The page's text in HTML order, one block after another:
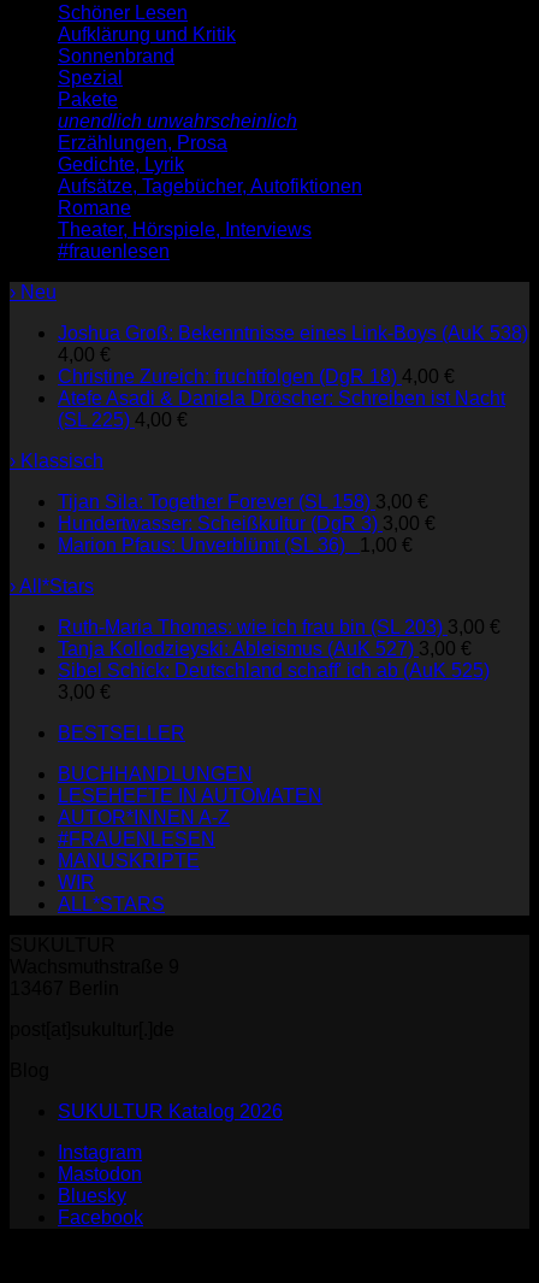
Schöner Lesen
Aufklärung und Kritik
Sonnenbrand
Spezial
Pakete
unendlich unwahrscheinlich
Erzählungen, Prosa
Gedichte, Lyrik
Aufsätze, Tagebücher, Autofiktionen
Romane
Theater, Hörspiele, Interviews
#frauenlesen
› Neu
Joshua Groß: Bekenntnisse eines Link-Boys (AuK 538)
4,00 €
Christine Zureich: fruchtfolgen (DgR 18) 4,00 €
Atefe Asadi & Daniela Dröscher: Schreiben ist Nacht
(SL 225) 4,00 €
› Klassisch
Tijan Sila: Together Forever (SL 158) 3,00 €
Hundertwasser: Scheißkultur (DgR 3) 3,00 €
Marion Pfaus: Unverblümt (SL 36)
1,00 €
› All*Stars
Ruth-Maria Thomas: wie ich frau bin (SL 203) 3,00 €
Tanja Kollodzieyski: Ableismus (AuK 527) 3,00 €
Sibel Schick: Deutschland schaff' ich ab (AuK 525)
3,00 €
BESTSELLER
BUCHHANDLUNGEN
LESEHEFTE IN AUTOMATEN
AUTOR*INNEN A-Z
#FRAUENLESEN
MANUSKRIPTE
WIR
ALL*STARS
SUKULTUR Katalog 2026
Instagram
Mastodon
Bluesky
Facebook